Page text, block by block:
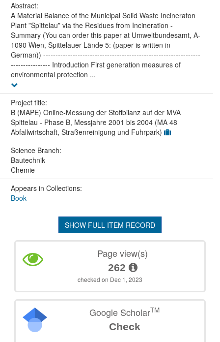
Abstract:
A Material Balance of the Municipal Solid Waste Incineraton
Plant ”Spittelau” via the Residues from Incineration -
Summary (You can order this paper at Umweltbundesamt, A-
1090 Wien, Spittelauer Lände 5: (paper is written in
German)) ----------------------------------------------------------------
---------------- Introduction First generation measures of
environmental protection ...
Project title:
B (MAPE) Online-Messung der Stoffbilanz auf der MVA
Spittelau - Phase B, Messjahre 2001 bis 2004 (MA 48
Abfallwirtschaft, Straßenreinigung und Fuhrpark)
Science Branch:
Bautechnik
Chemie
Appears in Collections:
Book
SHOW FULL ITEM RECORD
Page view(s)
262
checked on Dec 1, 2023
Google ScholarTM
Check